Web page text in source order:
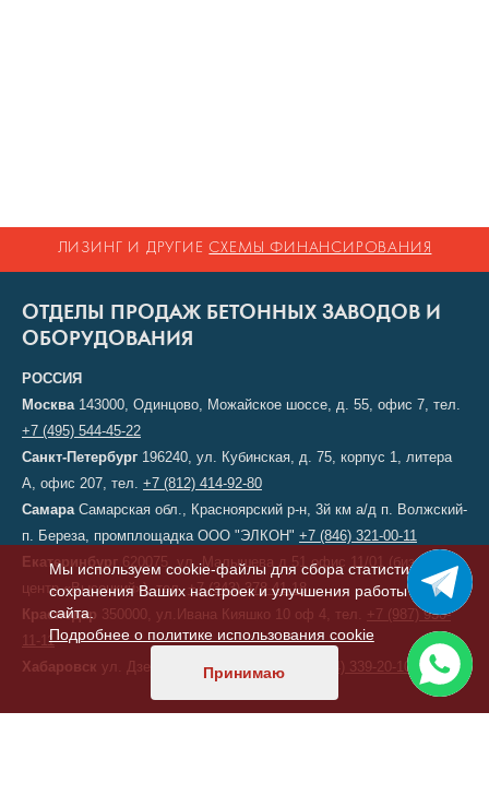
ЛИЗИНГ И ДРУГИЕ СХЕМЫ ФИНАНСИРОВАНИЯ
ОТДЕЛЫ ПРОДАЖ БЕТОННЫХ ЗАВОДОВ И
ОБОРУДОВАНИЯ
РОССИЯ
Москва143000, Одинцово, Можайское шоссе, д. 55, офис 7, тел.
+7 (495) 544-45-22
Санкт-Петербург 196240, ул. Кубинская, д. 75, корпус 1, литера
А, офис 207, тел. +7 (812) 414-92-80
СамараСамарская обл., Красноярский р-н, 3й км а/д п. Волжский-
п. Береза, промплощадка ООО "ЭЛКОН" +7 (846) 321-00-11
Екатеринбург 620075, ул. Малышева д.51 офис 11/01 (бизнес-
центр «Высоцкий»), тел. +7 (343) 378-41-18
Краснодар 350000, ул.Ивана Кияшко 10 оф 4, тел. +7 (987) 950-
11-11
Хабаровск ул. Дзержинского, д. 6, тел. +7 (914) 339-20-10
Мы используем cookie-файлы для сбора статистики,
сохранения Ваших настроек и улучшения работы
сайта.
Подробнее о политике использования cookie
Принимаю